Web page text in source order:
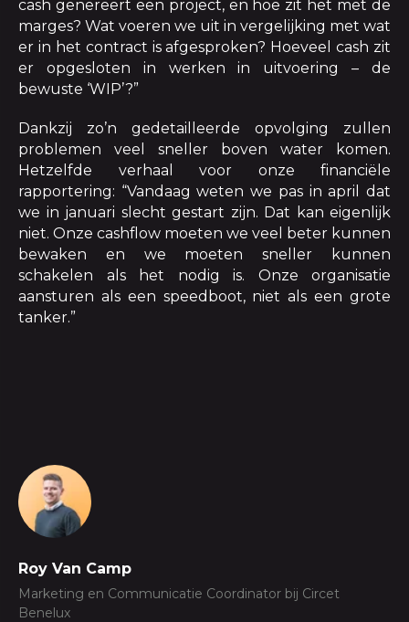
cash genereert een project, en hoe zit het met de
marges? Wat voeren we uit in vergelijking met wat
er in het contract is afgesproken? Hoeveel cash zit
er opgesloten in werken in uitvoering – de
bewuste ‘WIP’?”
Dankzij zo’n gedetailleerde opvolging zullen
problemen veel sneller boven water komen.
Hetzelfde verhaal voor onze financiële
rapportering: “Vandaag weten we pas in april dat
we in januari slecht gestart zijn. Dat kan eigenlijk
niet. Onze cashflow moeten we veel beter kunnen
bewaken en we moeten sneller kunnen
schakelen als het nodig is. Onze organisatie
aansturen als een speedboot, niet als een grote
tanker.”
Roy Van Camp
Marketing en Communicatie Coordinator bij Circet
Benelux